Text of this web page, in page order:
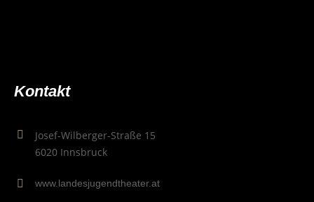
Kon­takt
Josef-Wilberger-Straße 15
6020 Innsbruck
www.landesjugendtheater.at